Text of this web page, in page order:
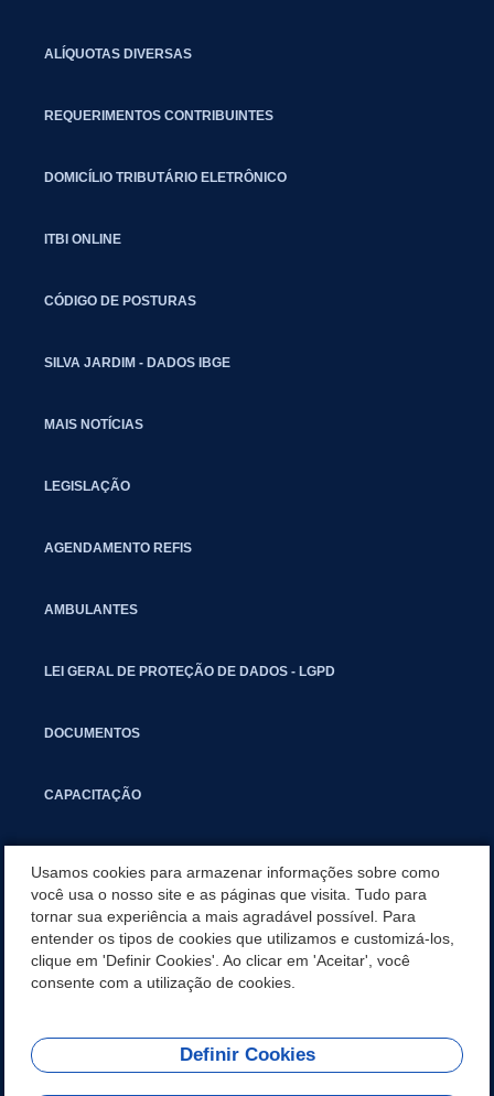
ALÍQUOTAS DIVERSAS
REQUERIMENTOS CONTRIBUINTES
DOMICÍLIO TRIBUTÁRIO ELETRÔNICO
ITBI ONLINE
CÓDIGO DE POSTURAS
SILVA JARDIM - DADOS IBGE
MAIS NOTÍCIAS
LEGISLAÇÃO
AGENDAMENTO REFIS
AMBULANTES
LEI GERAL DE PROTEÇÃO DE DADOS - LGPD
DOCUMENTOS
CAPACITAÇÃO
GUIA RÁPIDO
SECRETARIA ADJUNTA DA RECEITA
REDES SOCIAIS
Usamos cookies para armazenar informações sobre como
você usa o nosso site e as páginas que visita. Tudo para
tornar sua experiência a mais agradável possível. Para
entender os tipos de cookies que utilizamos e customizá-los,
clique em 'Definir Cookies'. Ao clicar em 'Aceitar', você
consente com a utilização de cookies.
Definir Cookies